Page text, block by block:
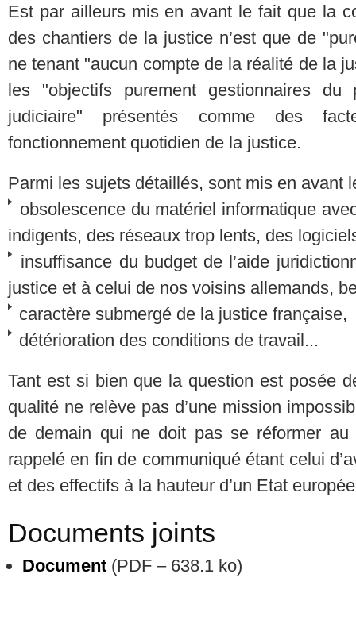
Est par ailleurs mis en avant le fait que la
des chantiers de la justice n’est que de
ne tenant "aucun compte de la réalité de la
les "objectifs purement gestionnaires
judiciaire" présentés comme des
fonctionnement quotidien de la justice.
Parmi les sujets détaillés, sont mis en avant
obsolescence du matériel informatique
indigents, des réseaux trop lents, des
insuffisance du budget de l’aide
justice et à celui de nos voisins allemands,
caractère submergé de la justice française,
détérioration des conditions de travail...
Tant est si bien que la question est posée
qualité ne relève pas d’une mission
de demain qui ne doit pas se réformer au
rappelé en fin de communiqué étant celui
et des effectifs à la hauteur d’un Etat
Documents joints
Document (PDF – 638.1 ko)